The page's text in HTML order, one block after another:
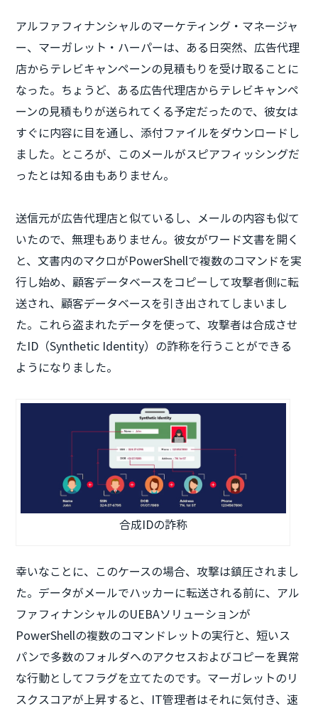
アルファフィナンシャルのマーケティング・マネージャ
ー、マーガレット・ハーパーは、ある日突然、広告代理
店からテレビキャンペーンの見積もりを受け取ることに
なった。ちょうど、ある広告代理店からテレビキャンペ
ーンの見積もりが送られてくる予定だったので、彼女は
すぐに内容に目を通し、添付ファイルをダウンロードし
ました。ところが、このメールがスピアフィッシングだ
ったとは知る由もありません。
送信元が広告代理店と似ているし、メールの内容も似て
いたので、無理もありません。彼女がワード文書を開く
と、文書内のマクロがPowerShellで複数のコマンドを実
行し始め、顧客データベースをコピーして攻撃者側に転
送され、顧客データベースを引き出されてしまいまし
た。これら盗まれたデータを使って、攻撃者は合成させ
たID（Synthetic Identity）の詐称を行うことができる
ようになりました。
合成IDの詐称
幸いなことに、このケースの場合、攻撃は鎮圧されまし
た。データがメールでハッカーに転送される前に、アル
ファフィナンシャルのUEBAソリューションが
PowerShellの複数のコマンドレットの実行と、短いス
パンで多数のフォルダへのアクセスおよびコピーを異常
な行動としてフラグを立てたのです。マーガレットのリ
スクスコアが上昇すると、IT管理者はそれに気付き、速